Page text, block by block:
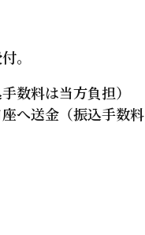
。
数料は当方負担）
へ送金（振込手数料